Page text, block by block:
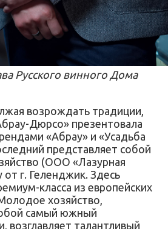
Русского винного Дома
возрождать традиции,
Дюрсо» презентовала
«Абрау» и «Усадьба
представляет собой
(ООО «Лазурная
от г. Геленджик. Здесь
класса из европейских
хозяйство,
самый южный
возглавляет талантливый